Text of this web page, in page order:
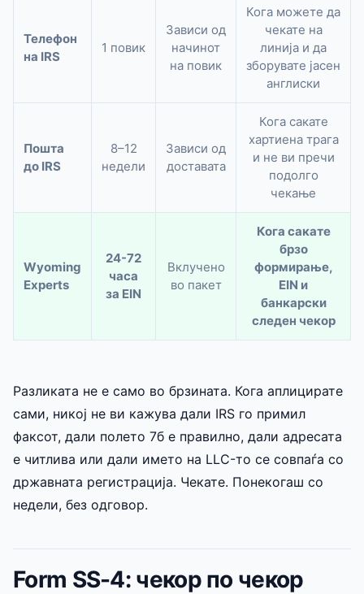
Телефон
на IRS
1 повик
Зависи од
начинот
на повик
Кога можете да
чекате на
линија и да
зборувате јасен
англиски
Пошта
до IRS
8–12
недели
Зависи од
доставата
Кога сакате
хартиена трага
и не ви пречи
подолго
чекање
Wyoming
Experts
24-72
часа
за EIN
Вклучено
во пакет
Кога сакате
брзо
формирање,
EIN и
банкарски
следен чекор
Разликата не е само во брзината. Кога аплицирате
сами, никој не ви кажува дали IRS го примил
факсот, дали полето 7б е правилно, дали адресата
е читлива или дали името на LLC-то се совпаѓа со
државната регистрација. Чекате. Понекогаш со
недели, без одговор.
Form SS-4: чекор по чекор